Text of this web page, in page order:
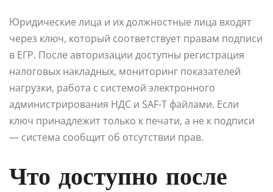
Юридические лица и их должностные лица входят
через ключ, который соответствует правам подписи
в ЕГР. После авторизации доступны регистрация
налоговых накладных, мониторинг показателей
нагрузки, работа с системой электронного
администрирования НДС и SAF-T файлами. Если
ключ принадлежит только к печати, а не к подписи
— система сообщит об отсутствии прав.
Что доступно после